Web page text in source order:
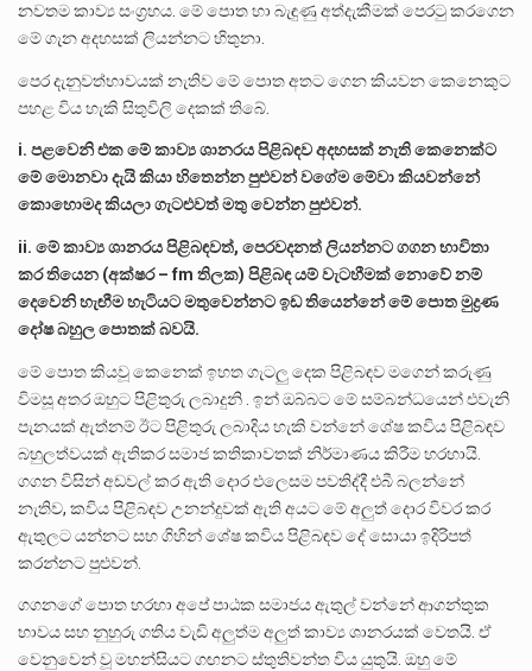
නවතම කාව්‍ය සංග්‍රහය. මේ පොත හා බැඳුණු අත්දැකීමක් පෙරටු කරගෙන
මේ ගැන අදහසක් ලියන්නට හිතුනා.
පෙර දැනුවත්භාවයක් නැතිව මේ පොත අතට ගෙන කියවන කෙනෙකුට
පහළ විය හැකි සිතුවිලි දෙකක් තිබේ.
i. පළවෙනි එක මේ කාව්‍ය ශානරය පිළිබඳව අදහසක් නැති කෙනෙක්ට
මේ මොනවා දැයි කියා හිතෙන්න පුළුවන් වගේම මේවා කියවන්නේ
කොහොමද කියලා ගැටළුවත් මතු වෙන්න පුළුවන්.
ii. මේ කාව්‍ය ශානරය පිළිබඳවත්, පෙරවදනත් ලියන්නට ගගන භාවිතා
කර තියෙන (අක්ෂර – fm තිලක) පිළිබඳ යම් වැටහීමක් නොවේ නම්
දෙවෙනි හැඟීම හැටියට මතුවෙන්නට ඉඩ තියෙන්නේ මේ පොත මුද්‍රණ
දෝෂ බහුල පොතක් බවයි.
මේ පොත කියවූ කෙනෙක් ඉහත ගැටලු දෙක පිළිබඳව මගෙන් කරුණු
විමසූ අතර ඔහුට පිළිතුරු ලබාදුනි . ඉන් ඔබ්බට මේ සම්බන්ධයෙන් එවැනි
පැනයක් ඇත්නම් ඊට පිළිතුරු ලබාදිය හැකි වන්නේ ශේෂ කවිය පිළිබඳව
බහුලත්වයක් ඇතිකර සමාජ කතිකාවතක් නිර්මාණය කිරීම හරහායි.
ගගන විසින් අඩවල් කර ඇති දොර එලෙසම පවතිද්දී එබී බලන්නේ
නැතිව, කවිය පිළිබඳව උනන්දුවක් ඇති අයට මේ අලුත් දොර විවර කර
ඇතුලට යන්නට සහ ගිහින් ශේෂ කවිය පිළිබඳව දේ සොයා ඉදිරිපත්
කරන්නට පුළුවන්.
ගගනගේ පොත හරහා අපේ පාඨක සමාජය ඇතුල් වන්නේ ආගන්තුක
භාවය සහ නුහුරු ගතිය වැඩි අලුත්ම අලුත් කාව්‍ය ශානරයක් වෙතයි. ඒ
වෙනුවෙන් වූ මහන්සියට ගඟනට ස්තුතිවන්ත විය යුතුයි. ඔහු මේ